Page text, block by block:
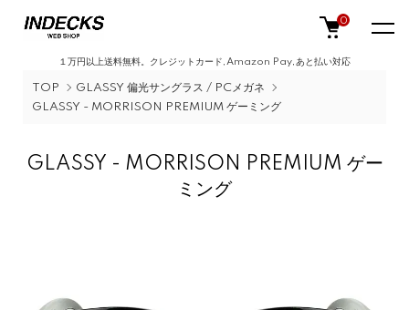
１万円以上送料無料。クレジットカード,Amazon Pay,あと払い対応
0
TOP
GLASSY 偏光サングラス / PCメガネ
GLASSY - MORRISON PREMIUM ゲーミング
GLASSY - MORRISON PREMIUM ゲー
ミング